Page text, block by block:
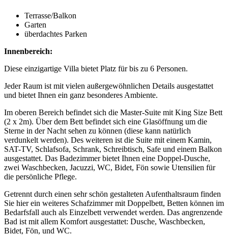
Terrasse/Balkon
Garten
überdachtes Parken
Innenbereich:
Diese einzigartige Villa bietet Platz für bis zu 6 Personen.
Jeder Raum ist mit vielen außergewöhnlichen Details ausgestattet
und bietet Ihnen ein ganz besonderes Ambiente.
Im oberen Bereich befindet sich die Master-Suite mit King Size Bett
(2 x 2m). Über dem Bett befindet sich eine Glasöffnung um die
Sterne in der Nacht sehen zu können (diese kann natürlich
verdunkelt werden). Des weiteren ist die Suite mit einem Kamin,
SAT-TV, Schlafsofa, Schrank, Schreibtisch, Safe und einem Balkon
ausgestattet. Das Badezimmer bietet Ihnen eine Doppel-Dusche,
zwei Waschbecken, Jacuzzi, WC, Bidet, Fön sowie Utensilien für
die persönliche Pflege.
Getrennt durch einen sehr schön gestalteten Aufenthaltsraum finden
Sie hier ein weiteres Schafzimmer mit Doppelbett, Betten können im
Bedarfsfall auch als Einzelbett verwendet werden. Das angrenzende
Bad ist mit allem Komfort ausgestattet: Dusche, Waschbecken,
Bidet, Fön, und WC.